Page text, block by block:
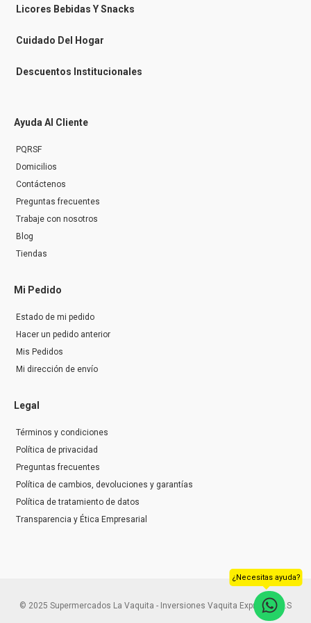
n
g
r
Licores Bebidas Y Snacks
Cuidado Del Hogar
Descuentos Institucionales
Ayuda Al Cliente
PQRSF
Domicilios
Contáctenos
Preguntas frecuentes
Trabaje con nosotros
Blog
Tiendas
Mi Pedido
Estado de mi pedido
Hacer un pedido anterior
Mis Pedidos
Mi dirección de envío
Legal
Términos y condiciones
Política de privacidad
Preguntas frecuentes
Política de cambios, devoluciones y garantías
Política de tratamiento de datos
Transparencia y Ética Empresarial
© 2025 Supermercados La Vaquita - Inversiones Vaquita Express S.A.S
¿Necesitas ayuda?